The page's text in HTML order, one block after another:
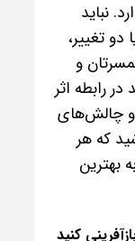
نباید
دو تغییر،
و
رابطه اثر
و چالش‌های
که هر
بهترین